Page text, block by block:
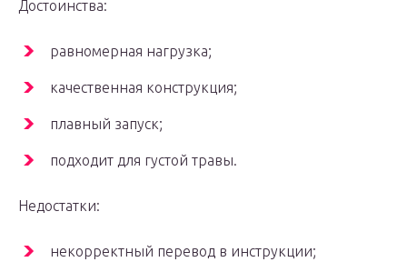
Достоинства:
равномерная нагрузка;
качественная конструкция;
плавный запуск;
подходит для густой травы.
Недостатки:
некорректный перевод в инструкции;